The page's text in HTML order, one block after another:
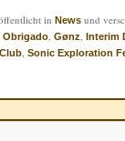
in Newsund
Obrigado, Gønz, Interim
, Sonic Exploration